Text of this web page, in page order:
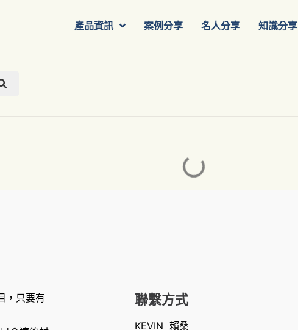
產品資訊 案例分享 名人分享 知識分享
，只要有
聯繫方式
KEVIN 賴桑